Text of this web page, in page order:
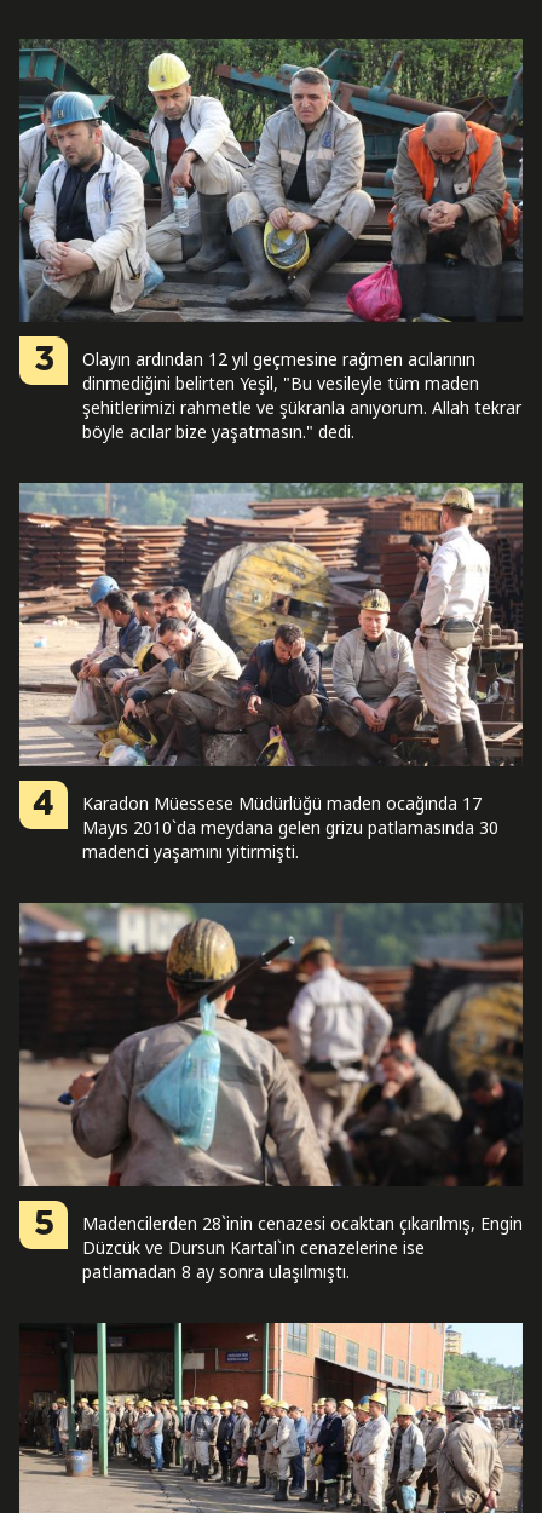
3
Olayın ardından 12 yıl geçmesine rağmen acılarının
dinmediğini belirten Yeşil, "Bu vesileyle tüm maden
şehitlerimizi rahmetle ve şükranla anıyorum. Allah tekrar
böyle acılar bize yaşatmasın." dedi.
4
Karadon Müessese Müdürlüğü maden ocağında 17
Mayıs 2010`da meydana gelen grizu patlamasında 30
madenci yaşamını yitirmişti.
5
Madencilerden 28`inin cenazesi ocaktan çıkarılmış, Engin
Düzcük ve Dursun Kartal`ın cenazelerine ise
patlamadan 8 ay sonra ulaşılmıştı.